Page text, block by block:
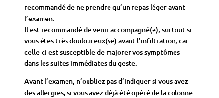
recommandé de ne prendre qu’un repas léger avant
l’examen.
Il est recommandé de venir accompagné(e), surtout si
vous êtes très douloureux(se) avant l’infiltration, car
celle-ci est susceptible de majorer vos symptômes
dans les suites immédiates du geste.
Avant l’examen, n’oubliez pas d’indiquer si vous avez
des allergies, si vous avez déjà été opéré de la colonne